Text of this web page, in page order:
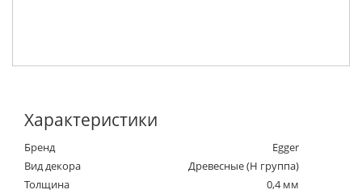
Характеристики
Бренд
Egger
Вид декора
Древесные (Н группа)
Толщина
0,4 мм